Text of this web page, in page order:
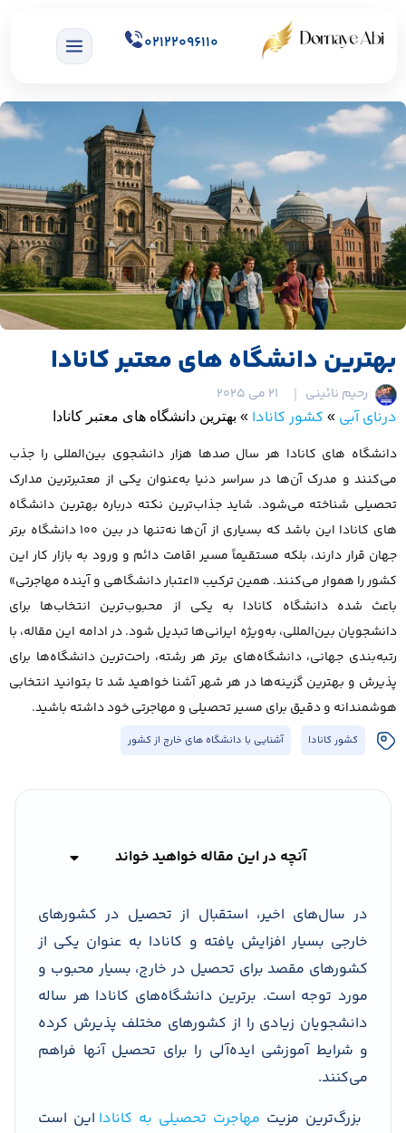
02122096110
بهترین دانشگاه های معتبر کانادا
رحیم نائینی 21 می 2025
درنای آبی » کشور کانادا » بهترین دانشگاه های معتبر کانادا
دانشگاه های کانادا هر سال صدها هزار دانشجوی بین‌المللی را جذب
می‌کنند و مدرک آن‌ها در سراسر دنیا به‌عنوان یکی از معتبرترین مدارک
تحصیلی شناخته می‌شود. شاید جذاب‌ترین نکته درباره بهترین دانشگاه‌
های کانادا این باشد که بسیاری از آن‌ها نه‌تنها در بین ۱۰۰ دانشگاه برتر
جهان قرار دارند، بلکه مستقیماً مسیر اقامت دائم و ورود به بازار کار این
کشور را هموار می‌کنند. همین ترکیب «اعتبار دانشگاهی و آینده مهاجرتی»
باعث شده دانشگاه کانادا به یکی از محبوب‌ترین انتخاب‌ها برای
دانشجویان بین‌المللی، به‌ویژه ایرانی‌ها تبدیل شود. در ادامه این مقاله، با
رتبه‌بندی جهانی، دانشگاه‌های برتر هر رشته، راحت‌ترین دانشگاه‌ها برای
پذیرش و بهترین گزینه‌ها در هر شهر آشنا خواهید شد تا بتوانید انتخابی
هوشمندانه و دقیق برای مسیر تحصیلی و مهاجرتی خود داشته باشید.
کشور کانادا آشنایی با دانشگاه های خارج از کشور
آنچه در این مقاله خواهید خواند
در سال‌های اخیر، استقبال از تحصیل در کشورهای
خارجی بسیار افزایش یافته و کانادا به عنوان یکی از
کشورهای مقصد برای تحصیل در خارج، بسیار محبوب و
مورد توجه است. برترین دانشگاه‌های کانادا هر ساله
دانشجویان زیادی را از کشورهای مختلف پذیرش کرده
و شرایط آموزشی ایده‌آلی را برای تحصیل آنها فراهم
می‌کنند.
بزرگ‌ترین مزیت مهاجرت تحصیلی به کانادا این است